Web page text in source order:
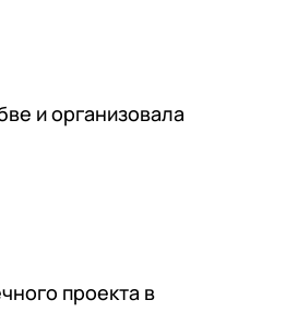
и организовала
проекта в